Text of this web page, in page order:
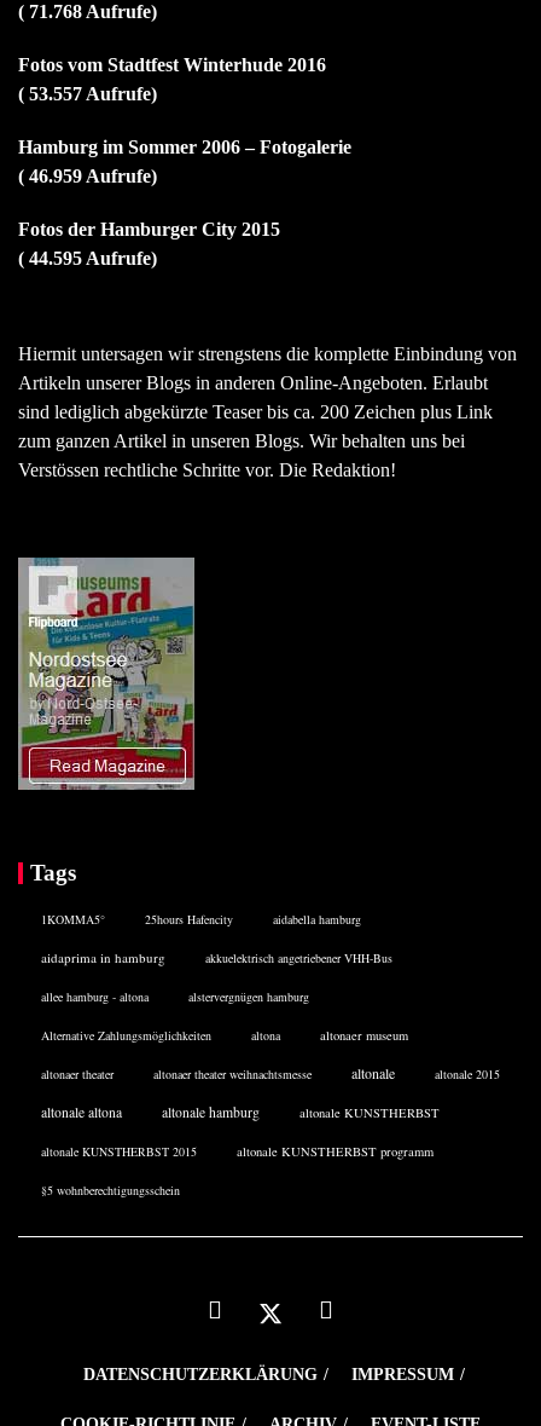
( 71.768 Aufrufe)
Fotos vom Stadtfest Winterhude 2016
( 53.557 Aufrufe)
Hamburg im Sommer 2006 – Fotogalerie
( 46.959 Aufrufe)
Fotos der Hamburger City 2015
( 44.595 Aufrufe)
Hiermit untersagen wir strengstens die komplette Einbindung von
Artikeln unserer Blogs in anderen Online-Angeboten. Erlaubt
sind lediglich abgekürzte Teaser bis ca. 200 Zeichen plus Link
zum ganzen Artikel in unseren Blogs. Wir behalten uns bei
Verstössen rechtliche Schritte vor. Die Redaktion!
Tags
1KOMMA5° 25hours Hafencity aidabella hamburg
aidaprima in hamburg akkuelektrisch angetriebener VHH-Bus
allee hamburg - altona alstervergnügen hamburg
Alternative Zahlungsmöglichkeiten altona altonaer museum
altonaer theater altonaer theater weihnachtsmesse altonale altonale 2015
altonale altona altonale hamburg altonale KUNSTHERBST
altonale KUNSTHERBST 2015 altonale KUNSTHERBST programm
§5 wohnberechtigungsschein
DATENSCHUTZERKLÄRUNG IMPRESSUM